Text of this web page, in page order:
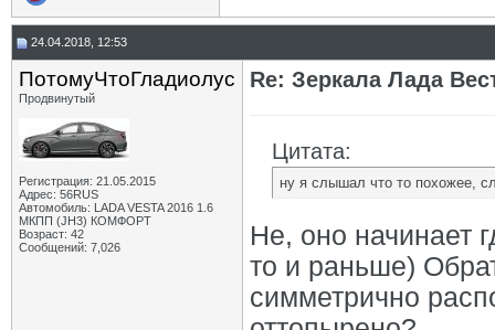
24.04.2018, 12:53
ПотомуЧтоГладиолус
Продвинутый
Регистрация: 21.05.2015
Адрес: 56RUS
Автомобиль: LADA VESTA 2016 1.6
МКПП (JH3) КОМФОРТ
Возраст: 42
Сообщений: 7,026
Re: Зеркала Лада
Цитата:
ну я слышал что то похожее,
Не, оно начинает
то и раньше)
симметрично